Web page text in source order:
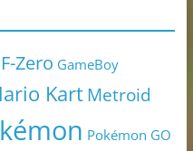
F-Zero GameBoy
KartMetroid
Pokémon GO